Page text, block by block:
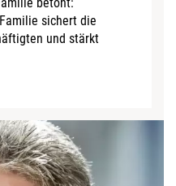
sichert die
und stärkt